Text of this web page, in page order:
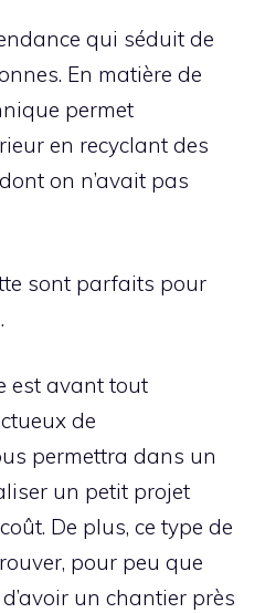
qui séduit de
En matière de
permet
en recyclant des
on n’avait pas
sont parfaits pour
est avant tout
de
permettra dans un
un petit projet
De plus, ce type de
pour peu que
un chantier près